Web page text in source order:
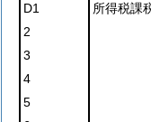
D1
所得税課
2
3
4
5